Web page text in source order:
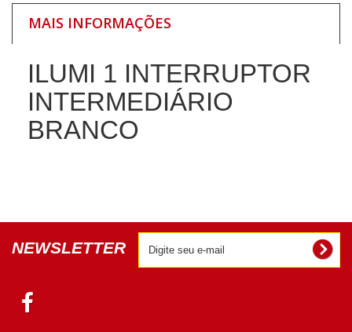
MAIS INFORMAÇÕES
ILUMI 1 INTERRUPTOR
INTERMEDIÁRIO
BRANCO
NEWSLETTER